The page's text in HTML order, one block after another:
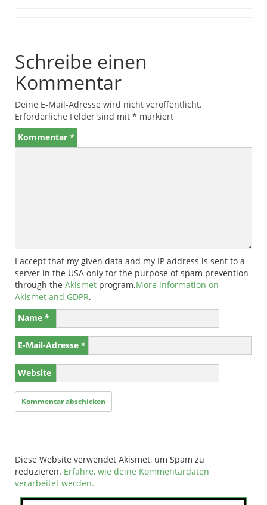
Schreibe einen
Kommentar
Deine E-Mail-Adresse wird nicht veröffentlicht.
Erforderliche Felder sind mit * markiert
Kommentar *
I accept that my given data and my IP address is sent to a
server in the USA only for the purpose of spam prevention
through the Akismet program.More information on
Akismet and GDPR.
Name *
E-Mail-Adresse *
Website
Diese Website verwendet Akismet, um Spam zu
reduzieren. Erfahre, wie deine Kommentardaten
verarbeitet werden.